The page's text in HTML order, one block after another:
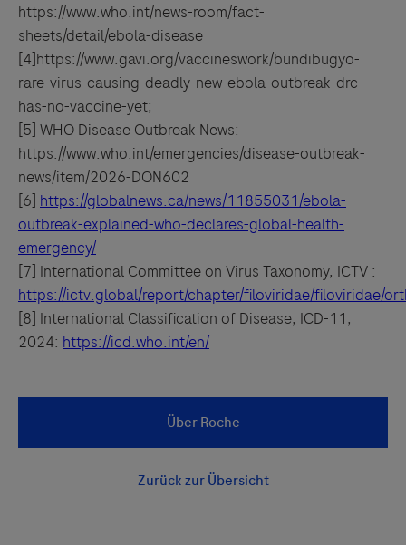
https://www.who.int/news-room/fact-
sheets/detail/ebola-disease
[4]https://www.gavi.org/vaccineswork/bundibugyo-
rare-virus-causing-deadly-new-ebola-outbreak-drc-
has-no-vaccine-yet;
[5] WHO Disease Outbreak News:
https://www.who.int/emergencies/disease-outbreak-
news/item/2026-DON602
[6] https://globalnews.ca/news/11855031/ebola-
outbreak-explained-who-declares-global-health-
emergency/
[7] International Committee on Virus Taxonomy, ICTV :
https://ictv.global/report/chapter/filoviridae/filoviridae/
[8] International Classification of Disease, ICD-11,
2024: https://icd.who.int/en/